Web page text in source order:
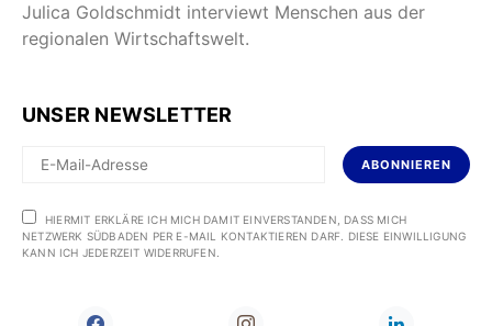
Julica Goldschmidt interviewt Menschen aus der
regionalen Wirtschaftswelt.
UNSER NEWSLETTER
ABONNIEREN
HIERMIT ERKLÄRE ICH MICH DAMIT EINVERSTANDEN, DASS MICH
NETZWERK SÜDBADEN PER E-MAIL KONTAKTIEREN DARF. DIESE EINWILLIGUNG
KANN ICH JEDERZEIT WIDERRUFEN.